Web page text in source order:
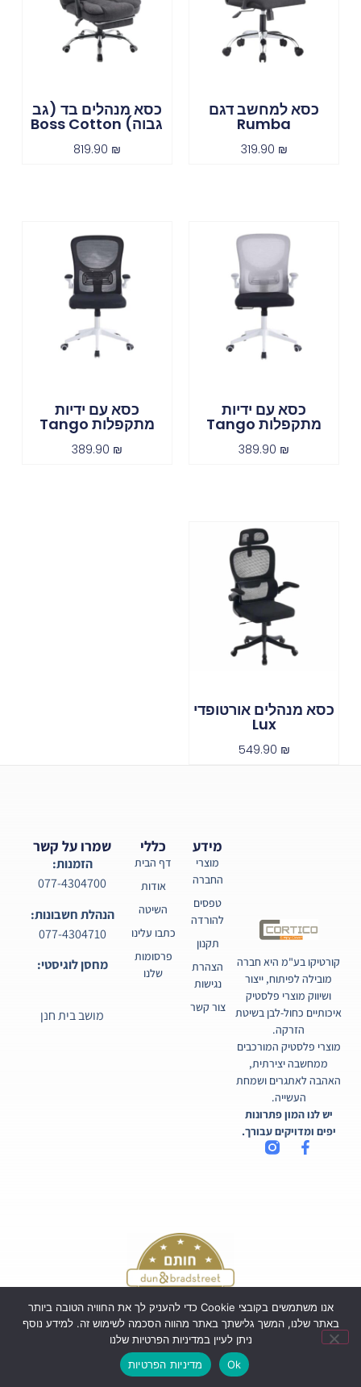
כסא למחשב דגם
Rumba
319.90 ₪
כסא מנהלים בד (גב
גבוה) Boss Cotton
819.90 ₪
כסא עם ידיות
מתקפלות Tango
389.90 ₪
כסא עם ידיות
מתקפלות Tango
389.90 ₪
כסא מנהלים אורטופדי
Lux
549.90 ₪
קורטיקו בע"מ היא חברה
מובילה לפיתוח, ייצור
ושיווק מוצרי פלסטיק
איכותיים כחול-לבן בשיטת
הזרקה.
מוצרי פלסטיק המורכבים
ממחשבה יצירתית,
האהבה לאתגרים ושמחת
העשייה.
יש לנו המון פתרונות
יפים ומדויקים עבורך.
כללי
דף הבית
אודות
השיטה
כתבו עלינו
פרסומות
שלנו
מידע
מוצרי
החברה
טפסים
להורדה
תקנון
הצהרת
נגישות
צור קשר
שמרו על קשר
הזמנות:
077-4304700
הנהלת חשבונות:
077-4304710
מחסן לוגיסטי:
מושב בית חנן
כל הזכויות שמורות לקורטיקו בע"מ ©
Powered by Webi Digital
אנו משתמשים בקובצי Cookie כדי להעניק לך את החוויה הטובה ביותר
באתר שלנו, המשך גלישתך באתר מהווה הסכמה לשימוש זה. למידע נוסף
ניתן לעיין במדיניות הפרטיות שלנו
Ok
מדיניות הפרטיות